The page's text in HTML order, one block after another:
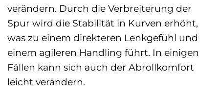
verändern. Durch die Verbreiterung der
Spur wird die Stabilität in Kurven erhöht,
was zu einem direkteren Lenkgefühl und
einem agileren Handling führt. In einigen
Fällen kann sich auch der Abrollkomfort
leicht verändern.